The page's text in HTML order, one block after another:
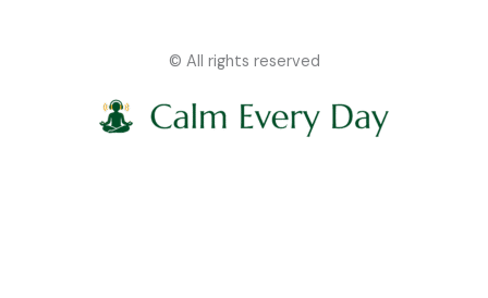
© All rights reserved